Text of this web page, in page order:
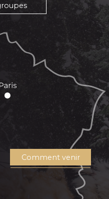
Comment venir